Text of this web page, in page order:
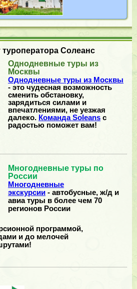
туроператора Солеанс
Однодневные туры из
Москвы
Однодневные туры из Москвы
- это чудесная возможность
сменить обстановку,
зарядиться силами и
впечатлениями, не уезжая
далеко. Команда Soleans с
радостью поможет вам!
Многодневные туры по
России
Многодневные
экскурсии - автобусные, ж/д и
авиа туры в более чем 70
регионов России
программой,
и до мелочей